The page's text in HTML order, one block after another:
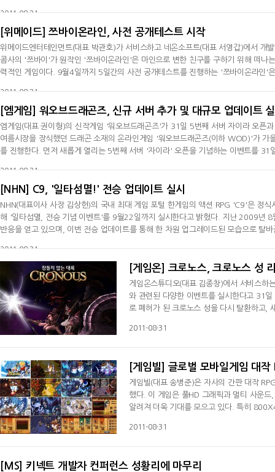
2011-08-31
[위메이드] 쯔바이온라인, 사전 공개테스트 시작
위메이드엔터테인먼트(대표 박관호)가 서비스하고 네온소프트(대표 서영갑)에서
콤사의 '쯔바이'가 원작인 '쯔바이온라인'은 마인으로 변한 친구를 구하기 위해 떠나
력적인 게임이다. 9월4일까지 5일간의 사전 공개테스트를 진행하는 '쯔바이온라인'
2011-08-31
[엠게임] 워오브드래곤즈, 신규 서버 추가 및 대규모 업데이트
엠게임(대표 권이형)의 신작게임 '워오브드래곤즈'가 31일 5번째 서버 자이라 오픈
여름시장을 장식했던 드래곤 소재의 온라인게임 '워오브드래곤즈(이하 WOD)'가
를 진행한다. 먼저 새롭게 열리는 5번째 서버 '자이라' 오픈을 기념하는 이벤트를
2011-08-31
[NHN] C9, '일타섬멸!' 전승 업데이트 실시
NHN(대표이사 사장 김상헌)의 국내 최대 게임 포털 한게임의 액션 RPG 'C9'은 정
해 '일타섬멸, 전승 기념 이벤트'를 9월22일까지 실시한다고 밝혔다. 지난 2009년
반응을 얻고 있으며, 이번 전승 업데이트를 통해 한 차원 업그레이드된 모습으로 탈
2011-08-31
[게임온] 크로노스, 크로노스 성
게임온스튜디오(대표 김종창)에서 서비스
와 관련된 다양한 이벤트를 실시한다고 31
로 폐허가 된 크로노스 성을 다시 탈환하고,
허' 기간에 2가지 이벤트가 새롭게 실시된
2011-08-31
[게임빌] 글로벌 모바일게임 대
게임빌(대표 송병준)은 자사의 간판 대작
했다. 이 게임은 풀HD 그래픽과 멀티 사운
알려져 더욱 기대를 모으고 있다. 특히
RPG다.특히 '제노니아2'는 2010년 한국 게
2011-08-31
[MS] 키넥트 개발자 컨퍼런스 성황리에 마무리